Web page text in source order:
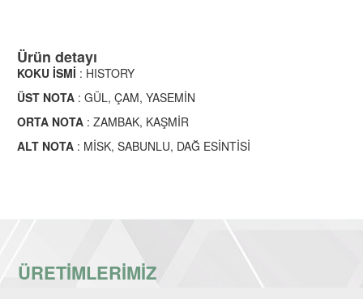
Ürün detayı
KOKU İSMİ : HISTORY
ÜST NOTA : GÜL, ÇAM, YASEMİN
ORTA NOTA : ZAMBAK, KAŞMİR
ALT NOTA : MİSK, SABUNLU, DAĞ ESİNTİSİ
ÜRETİMLERİMİZ